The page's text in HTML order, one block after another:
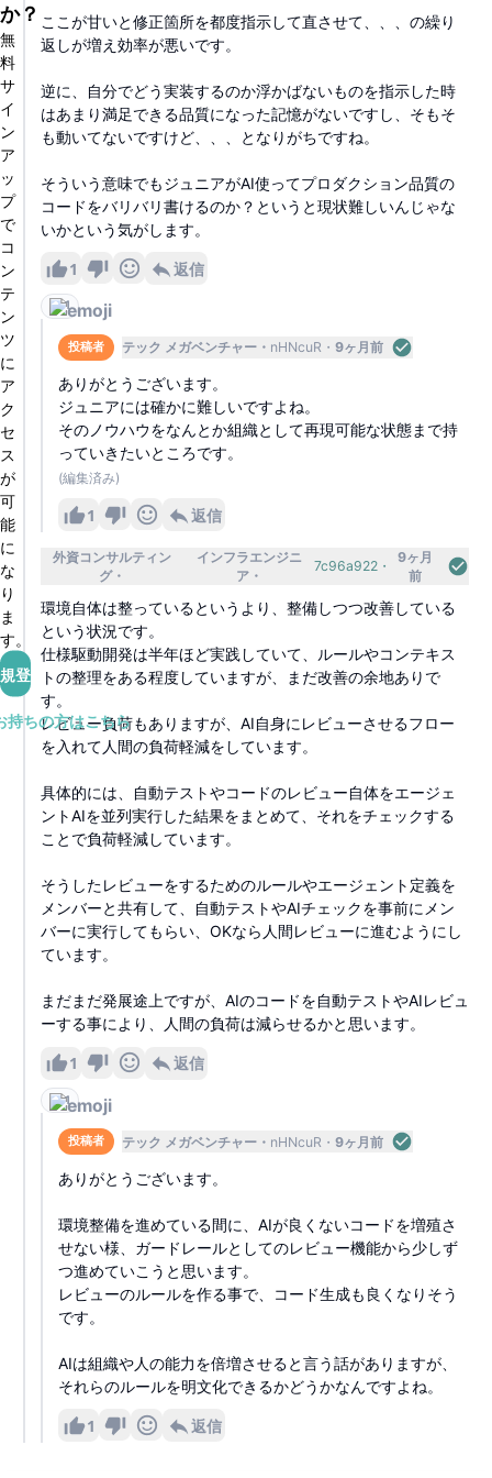
か？
無
料
サ
イ
ン
ア
ッ
プ
で
コ
ン
テ
ン
ツ
に
ア
ク
セ
ス
が
可
能
に
な
り
ま
す。
登録
持ちの方はこちら
ここが甘いと修正箇所を都度指示して直させて、、、の繰り
返しが増え効率が悪いです。
逆に、自分でどう実装するのか浮かばないものを指示した時
はあまり満足できる品質になった記憶がないですし、そもそ
も動いてないですけど、、、となりがちですね。
そういう意味でもジュニアがAI使ってプロダクション品質の
コードをバリバリ書けるのか？というと現状難しいんじゃな
いかという気がします。
1 返信
1
投稿者 テック メガベンチャー nHNcuR 9ヶ月前
ありがとうございます。
ジュニアには確かに難しいですよね。
そのノウハウをなんとか組織として再現可能な状態まで持
っていきたいところです。
(編集済み)
1 返信
外資コンサルティン
グ
インフラエンジニ
ア
7c96a922
9ヶ月
前
環境自体は整っているというより、整備しつつ改善している
という状況です。
仕様駆動開発は半年ほど実践していて、ルールやコンテキス
トの整理をある程度していますが、まだ改善の余地ありで
す。
レビュー負荷もありますが、AI自身にレビューさせるフロー
を入れて人間の負荷軽減をしています。
具体的には、自動テストやコードのレビュー自体をエージェ
ントAIを並列実行した結果をまとめて、それをチェックする
ことで負荷軽減しています。
そうしたレビューをするためのルールやエージェント定義を
メンバーと共有して、自動テストやAIチェックを事前にメン
バーに実行してもらい、OKなら人間レビューに進むようにし
ています。
まだまだ発展途上ですが、AIのコードを自動テストやAIレビュ
ーする事により、人間の負荷は減らせるかと思います。
1 返信
1
投稿者 テック メガベンチャー nHNcuR 9ヶ月前
ありがとうございます。
環境整備を進めている間に、AIが良くないコードを増殖さ
せない様、ガードレールとしてのレビュー機能から少しず
つ進めていこうと思います。
レビューのルールを作る事で、コード生成も良くなりそう
です。
AIは組織や人の能力を倍増させると言う話がありますが、
それらのルールを明文化できるかどうかなんですよね。
1 返信